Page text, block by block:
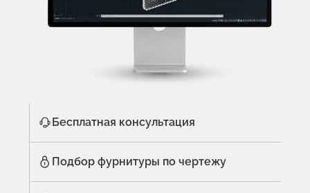
Бесплатная консультация
Подбор фурнитуры по чертежу